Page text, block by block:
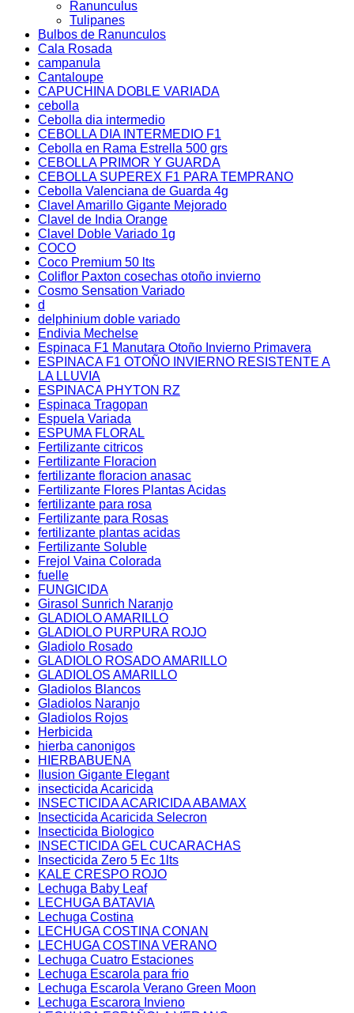
Ranunculus
Tulipanes
Bulbos de Ranunculos
Cala Rosada
campanula
Cantaloupe
CAPUCHINA DOBLE VARIADA
cebolla
Cebolla dia intermedio
CEBOLLA DIA INTERMEDIO F1
Cebolla en Rama Estrella 500 grs
CEBOLLA PRIMOR Y GUARDA
CEBOLLA SUPEREX F1 PARA TEMPRANO
Cebolla Valenciana de Guarda 4g
Clavel Amarillo Gigante Mejorado
Clavel de India Orange
Clavel Doble Variado 1g
COCO
Coco Premium 50 lts
Coliflor Paxton cosechas otoño invierno
Cosmo Sensation Variado
d
delphinium doble variado
Endivia Mechelse
Espinaca F1 Manutara Otoño Invierno Primavera
ESPINACA F1 OTOÑO INVIERNO RESISTENTE A
LA LLUVIA
ESPINACA PHYTON RZ
Espinaca Tragopan
Espuela Variada
ESPUMA FLORAL
Fertilizante citricos
Fertilizante Floracion
fertilizante floracion anasac
Fertilizante Flores Plantas Acidas
fertilizante para rosa
Fertilizante para Rosas
fertilizante plantas acidas
Fertilizante Soluble
Frejol Vaina Colorada
fuelle
FUNGICIDA
Girasol Sunrich Naranjo
GLADIOLO AMARILLO
GLADIOLO PURPURA ROJO
Gladiolo Rosado
GLADIOLO ROSADO AMARILLO
GLADIOLOS AMARILLO
Gladiolos Blancos
Gladiolos Naranjo
Gladiolos Rojos
Herbicida
hierba canonigos
HIERBABUENA
Ilusion Gigante Elegant
insecticida Acaricida
INSECTICIDA ACARICIDA ABAMAX
Insecticida Acaricida Selecron
Insecticida Biologico
INSECTICIDA GEL CUCARACHAS
Insecticida Zero 5 Ec 1lts
KALE CRESPO ROJO
Lechuga Baby Leaf
LECHUGA BATAVIA
Lechuga Costina
LECHUGA COSTINA CONAN
LECHUGA COSTINA VERANO
Lechuga Cuatro Estaciones
Lechuga Escarola para frio
Lechuga Escarola Verano Green Moon
Lechuga Escarora Invieno